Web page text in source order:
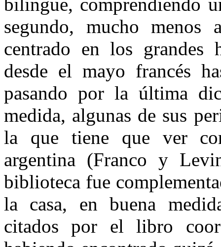
bilingue, comprendiendo
segundo, mucho
centrado en los grandes
desde el mayo francés
pasando por la última
medida, algunas de sus
la que tiene que ver
argentina (Franco y
biblioteca fue
la casa, en buena
citados por el libro